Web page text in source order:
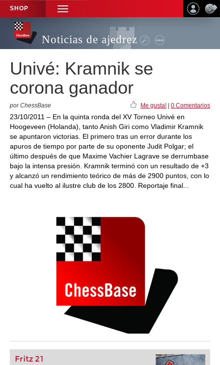
SHOP
TOGGLE
NAVIGATION
Noticias de ajedrez
Univé: Kramnik se
corona ganador
por ChessBase Me gusta! 0 Comentarios
23/10/2011 – En la quinta ronda del XV Torneo Univé en
Hoogeveen (Holanda), tanto Anish Giri como Vladimir Kramnik
se apuntaron victorias. El primero tras un error durante los
apuros de tiempo por parte de su oponente Judit Polgar; el
último después de que Maxime Vachier Lagrave se derrumbase
bajo la intensa presión. Kramnik terminó con un resultado de +3
y alcanzó un rendimiento teórico de más de 2900 puntos, con lo
cual ha vuelto al ilustre club de los 2800. Reportaje final...
Fritz 21